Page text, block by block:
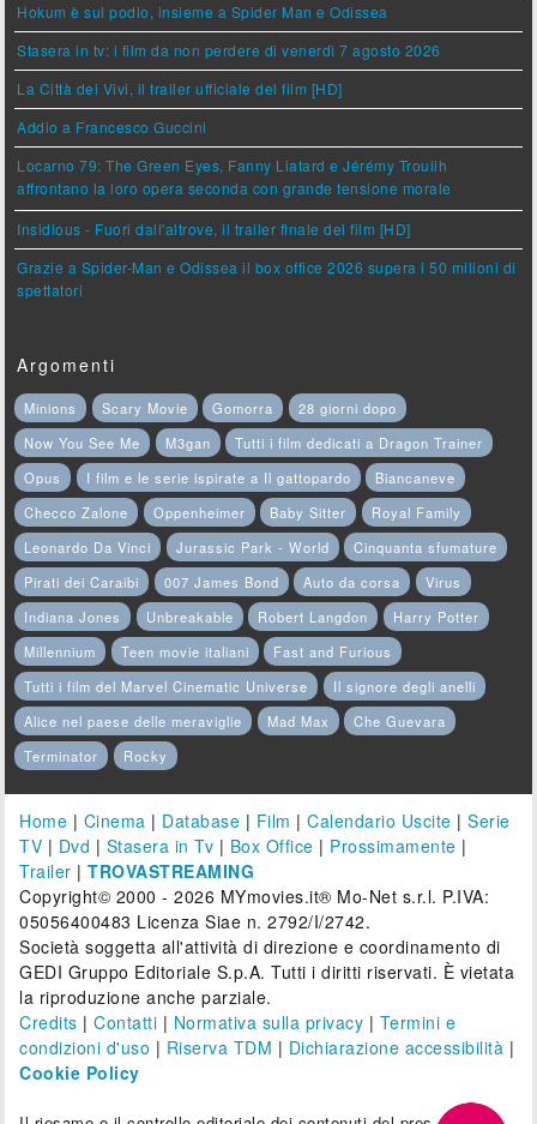
Hokum è sul podio, insieme a Spider Man e Odissea
Stasera in tv: i film da non perdere di venerdì 7 agosto 2026
La Città dei Vivi, il trailer ufficiale del film [HD]
Addio a Francesco Guccini
Locarno 79: The Green Eyes, Fanny Liatard e Jérémy Trouilh
affrontano la loro opera seconda con grande tensione morale
Insidious - Fuori dall'altrove, il trailer finale del film [HD]
Grazie a Spider-Man e Odissea il box office 2026 supera i 50 milioni di
spettatori
Argomenti
Minions Scary Movie Gomorra
28 giorni dopo
Now You See Me
M3gan
Tutti i film dedicati a Dragon Trainer
Opus
I film e le serie ispirate a Il gattopardo
Biancaneve
Checco Zalone
Oppenheimer Baby Sitter
Royal Family
Leonardo Da Vinci
Jurassic Park - World
Cinquanta sfumature
Pirati dei Caraibi
007 James Bond Auto da corsa
Virus
Indiana Jones
Unbreakable Robert Langdon
Harry Potter
Millennium
Teen movie italiani
Fast and Furious
Tutti i film del Marvel Cinematic Universe
Il signore degli anelli
Alice nel paese delle meraviglie
Mad Max
Che Guevara
Terminator
Rocky
Home | Cinema | Database | Film |Calendario Uscite |Serie
TV | Dvd | Stasera in Tv | Box Office | Prossimamente |
Trailer |TROVASTREAMING
Copyright© 2000 - 2026 MYmovies.it® Mo-Net s.r.l. P.IVA:
05056400483 Licenza Siae n. 2792/I/2742.
Società soggetta all'attività di direzione e coordinamento di
GEDI Gruppo Editoriale S.p.A. Tutti i diritti riservati. È vietata
la riproduzione anche parziale.
Credits |Contatti | Normativa sulla privacy | Termini e
condizioni d'uso | Riserva TDM | Dichiarazione accessibilità |
Cookie Policy